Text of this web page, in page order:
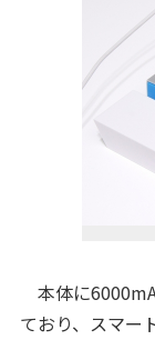
本体に
ており、スマー